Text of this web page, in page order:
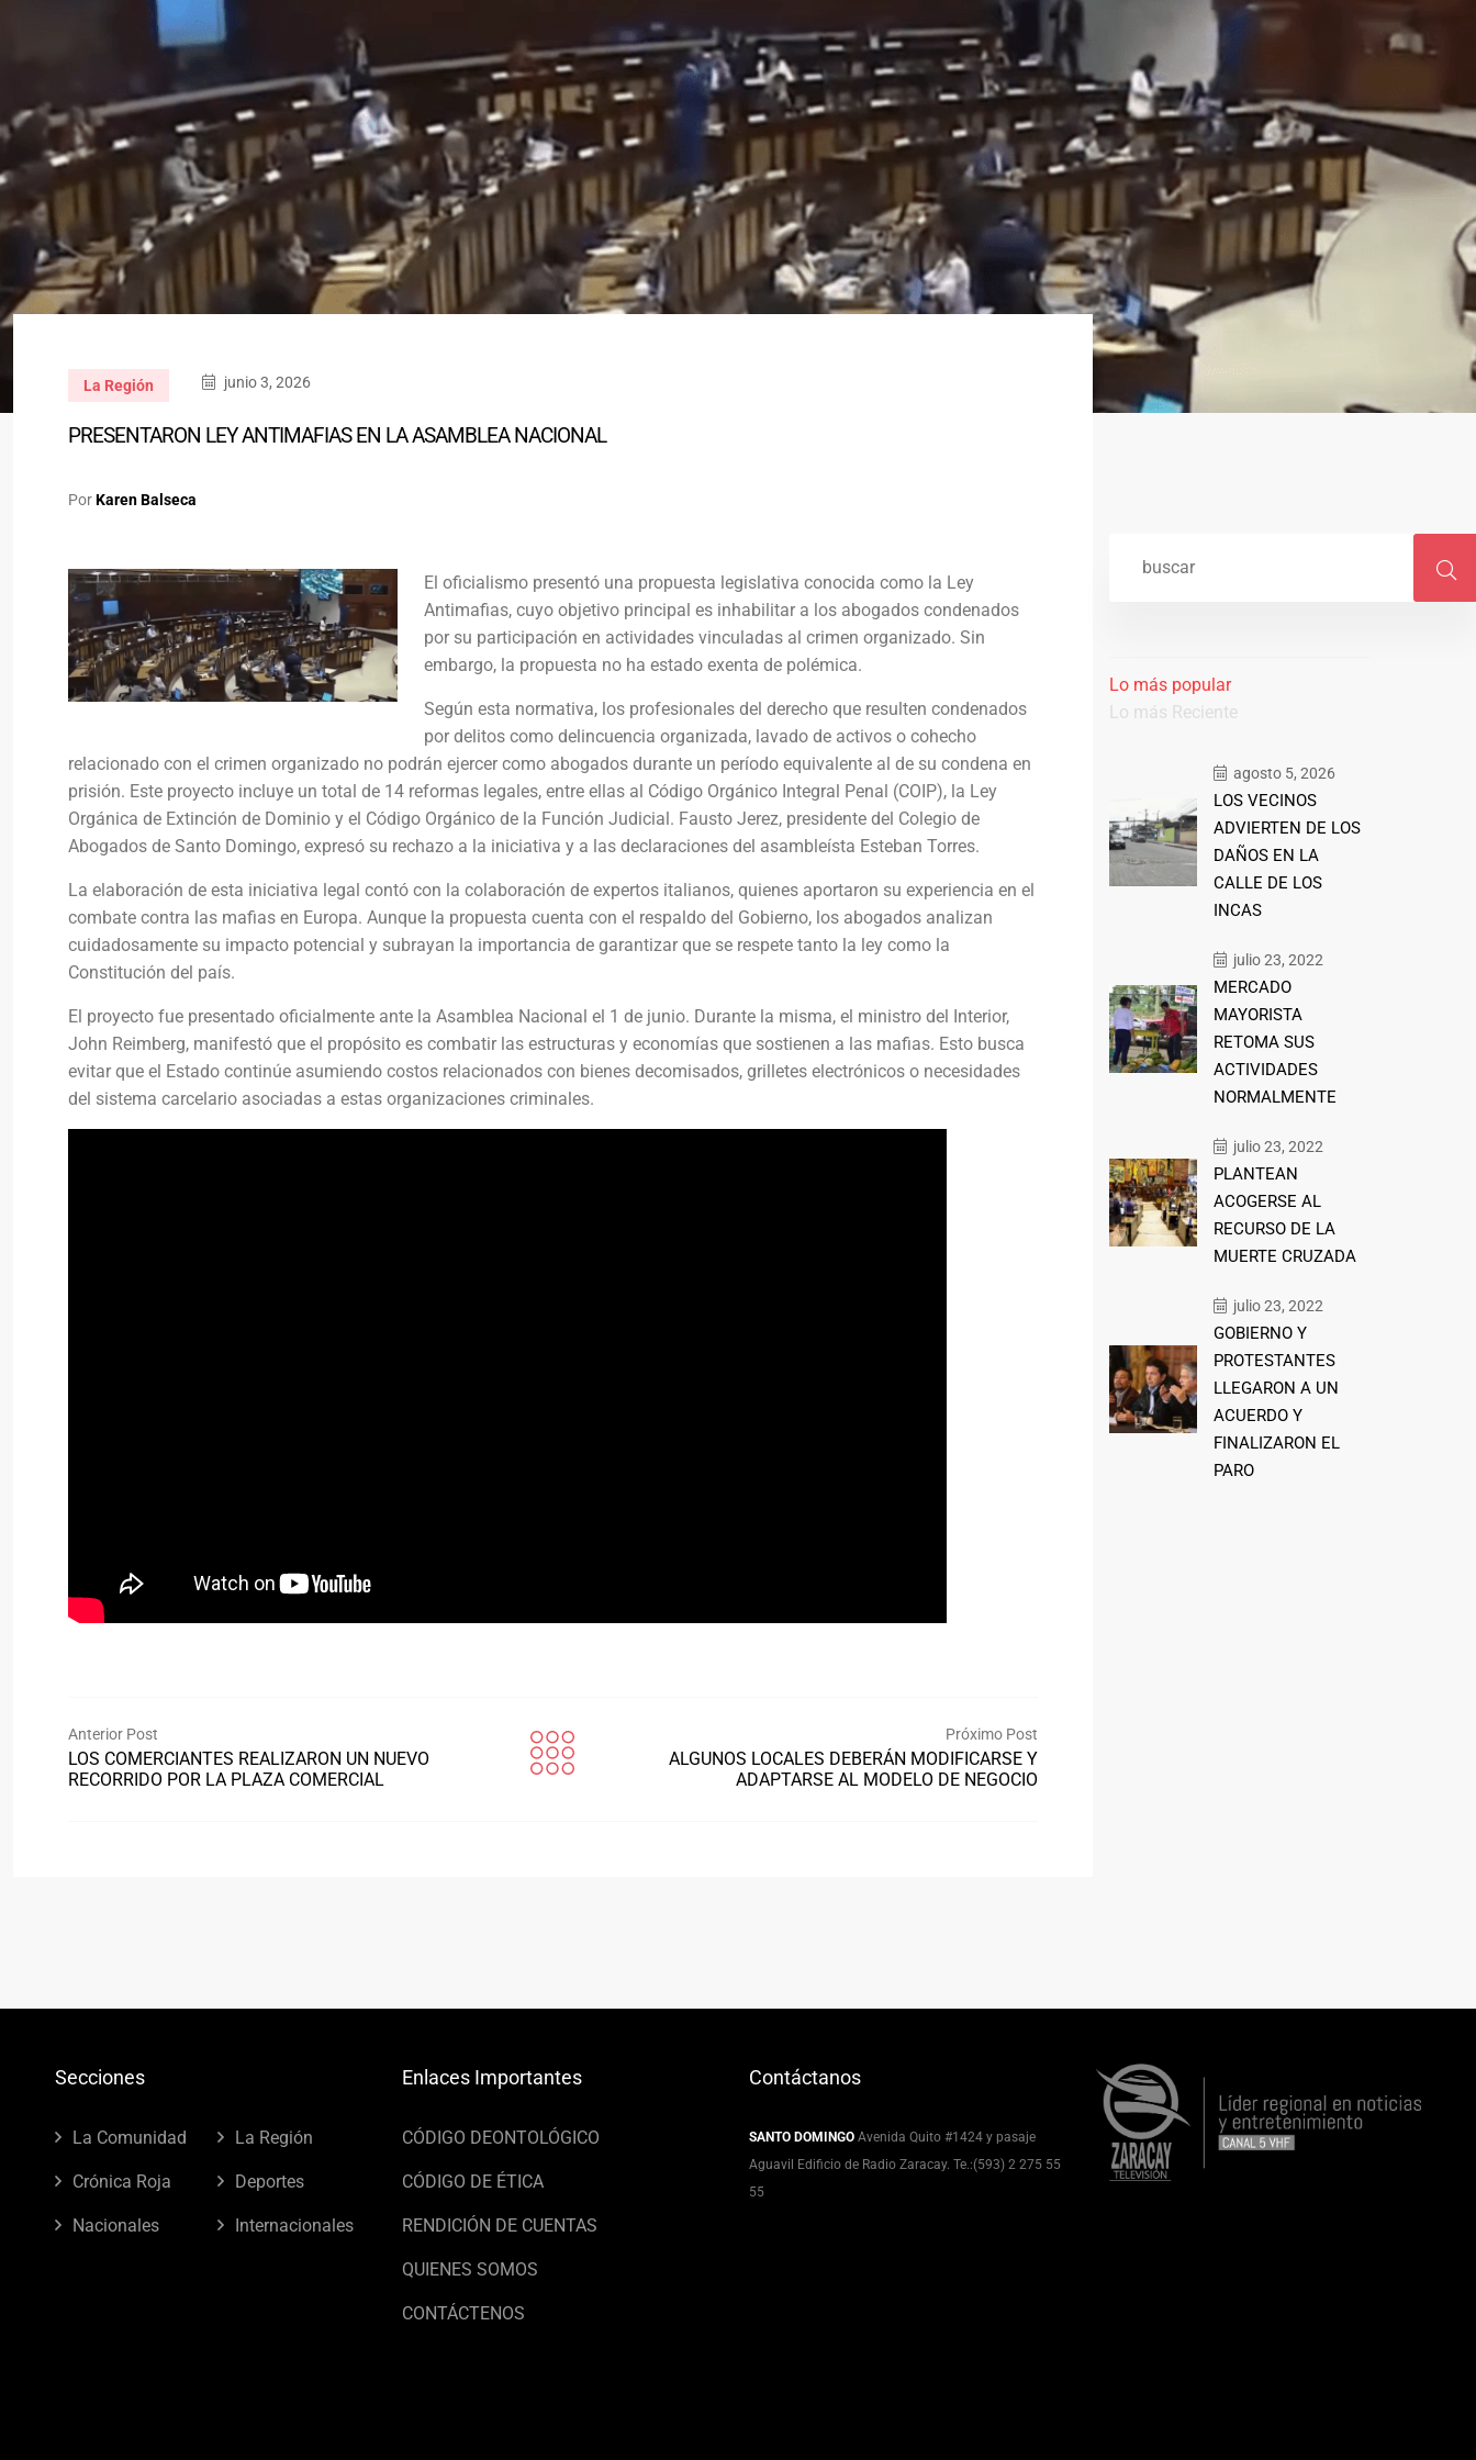
La Región junio 3, 2026
PRESENTARON LEY ANTIMAFIAS EN LA ASAMBLEA NACIONAL
PorKaren Balseca
El oficialismo presentó una propuesta legislativa conocida como la Ley
Antimafias, cuyo objetivo principal es inhabilitar a los abogados condenados
por su participación en actividades vinculadas al crimen organizado. Sin
embargo, la propuesta no ha estado exenta de polémica.
Según esta normativa, los profesionales del derecho que resulten condenados
por delitos como delincuencia organizada, lavado de activos o cohecho
relacionado con el crimen organizado no podrán ejercer como abogados durante un período equivalente al de su condena en
prisión. Este proyecto incluye un total de 14 reformas legales, entre ellas al Código Orgánico Integral Penal (COIP), la Ley
Orgánica de Extinción de Dominio y el Código Orgánico de la Función Judicial. Fausto Jerez, presidente del Colegio de
Abogados de Santo Domingo, expresó su rechazo a la iniciativa y a las declaraciones del asambleísta Esteban Torres.
La elaboración de esta iniciativa legal contó con la colaboración de expertos italianos, quienes aportaron su experiencia en el
combate contra las mafias en Europa. Aunque la propuesta cuenta con el respaldo del Gobierno, los abogados analizan
cuidadosamente su impacto potencial y subrayan la importancia de garantizar que se respete tanto la ley como la
Constitución del país.
El proyecto fue presentado oficialmente ante la Asamblea Nacional el 1 de junio. Durante la misma, el ministro del Interior,
John Reimberg, manifestó que el propósito es combatir las estructuras y economías que sostienen a las mafias. Esto busca
evitar que el Estado continúe asumiendo costos relacionados con bienes decomisados, grilletes electrónicos o necesidades
del sistema carcelario asociadas a estas organizaciones criminales.
Anterior Post
LOS COMERCIANTES REALIZARON UN NUEVO
RECORRIDO POR LA PLAZA COMERCIAL
Próximo Post
ALGUNOS LOCALES DEBERÁN MODIFICARSE Y
ADAPTARSE AL MODELO DE NEGOCIO
Lo más popular
Lo más Reciente
agosto 5, 2026
LOS VECINOS
ADVIERTEN DE LOS
DAÑOS EN LA
CALLE DE LOS
INCAS
julio 23, 2022
MERCADO
MAYORISTA
RETOMA SUS
ACTIVIDADES
NORMALMENTE
julio 23, 2022
PLANTEAN
ACOGERSE AL
RECURSO DE LA
MUERTE CRUZADA
julio 23, 2022
GOBIERNO Y
PROTESTANTES
LLEGARON A UN
ACUERDO Y
FINALIZARON EL
PARO
Secciones
La Comunidad La Región
Crónica Roja Deportes
Nacionales Internacionales
Enlaces Importantes
CÓDIGO DEONTOLÓGICO
CÓDIGO DE ÉTICA
RENDICIÓN DE CUENTAS
QUIENES SOMOS
CONTÁCTENOS
Contáctanos
SANTO DOMINGO Avenida Quito #1424 y pasaje
Aguavil Edificio de Radio Zaracay. Te.:(593) 2 275 55
55